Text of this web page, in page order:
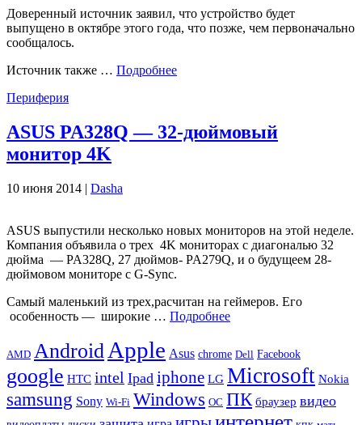
Доверенный источник заявил, что устройство будет
выпущено в октябре этого года, что позже, чем первоначально
сообщалось.
Источник также … Подробнее
Периферия
ASUS PA328Q — 32-дюймовый
монитор 4K
10 июня 2014 | Dasha
ASUS выпустили несколько новых мониторов на этой неделе.
Компания объявила о трех 4K мониторах с диагональю 32
дюйма — PA328Q, 27 дюймов- PA279Q, и о будущеем 28-
дюймовом мониторе с G-Sync.
Самый маленький из трех,расчитан ​​на геймеров. Его
особенность — широкие … Подробнее
AMD Android Apple Asus chrome Dell Facebook
google HTC intel Ipad iphone LG Microsoft Nokia
samsung Sony Wi-Fi Windows ОС ПК браузер видео